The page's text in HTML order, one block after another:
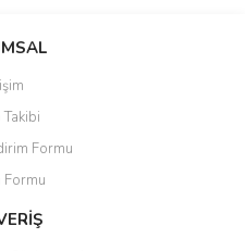
siz yapın!
görüntülenemiyor.
bulunuyor.
pahalı.
Formu
Formu